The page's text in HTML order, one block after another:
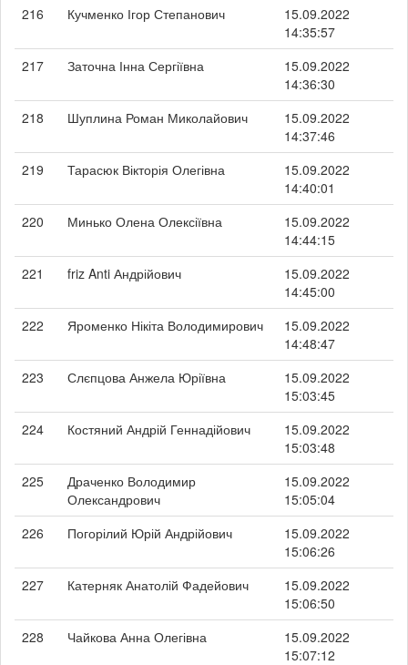
216
Кучменко Ігор Степанович
15.09.2022
14:35:57
217
Заточна Інна Сергіївна
15.09.2022
14:36:30
218
Шуплина Роман Миколайович
15.09.2022
14:37:46
219
Тарасюк Вікторія Олегівна
15.09.2022
14:40:01
220
Минько Олена Олексіївна
15.09.2022
14:44:15
221
friz Anti Андрійович
15.09.2022
14:45:00
222
Яроменко Нікіта Володимирович
15.09.2022
14:48:47
223
Слєпцова Анжела Юріївна
15.09.2022
15:03:45
224
Костяний Андрій Геннадійович
15.09.2022
15:03:48
225
Драченко Володимир
Олександрович
15.09.2022
15:05:04
226
Погорілий Юрій Андрійович
15.09.2022
15:06:26
227
Катерняк Анатолій Фадейович
15.09.2022
15:06:50
228
Чайкова Анна Олегівна
15.09.2022
15:07:12